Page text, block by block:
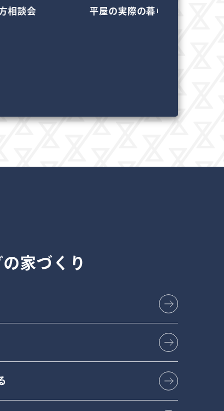
相談会 平屋の実際の暮らし見学会
家づくり